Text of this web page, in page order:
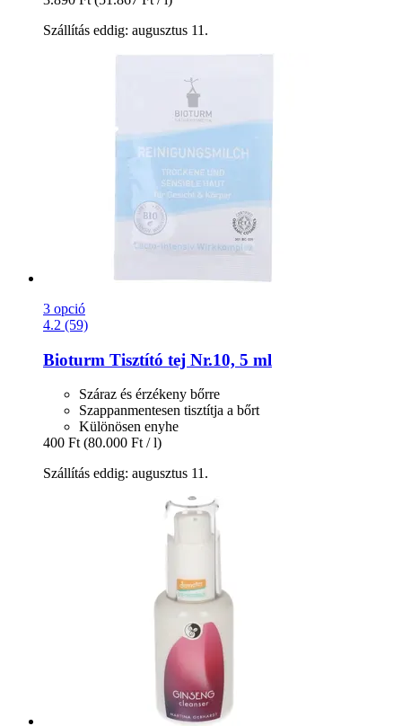
Szállítás eddig: augusztus 11.
3 opció
4.2 (59)
Bioturm Tisztító tej Nr.10, 5 ml
Száraz és érzékeny bőrre
Szappanmentesen tisztítja a bőrt
Különösen enyhe
400 Ft (80.000 Ft / l)
Szállítás eddig: augusztus 11.